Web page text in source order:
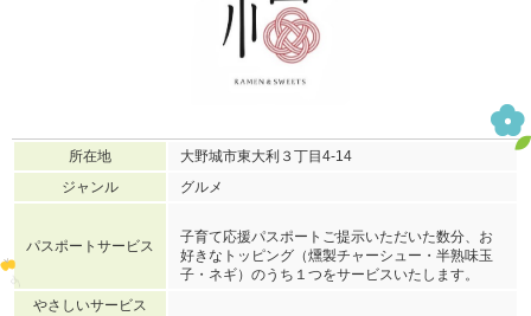
所在地
大野城市東大利３丁目4-14
ジャンル
グルメ
パスポートサービス
子育て応援パスポートご提示いただいた数分、お
好きなトッピング（燻製チャーシュー・半熟味玉
子・ネギ）のうち１つをサービスいたします。
やさしいサービス